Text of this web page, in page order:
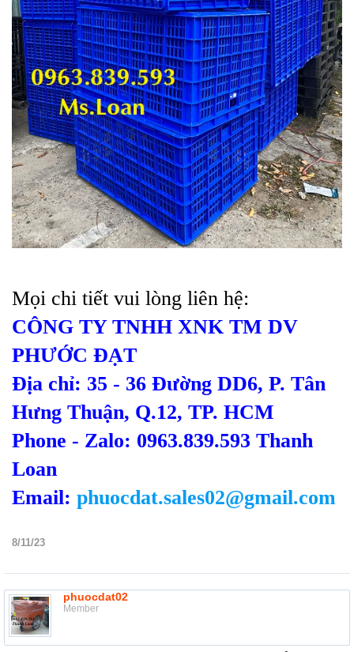
Mọi chi tiết vui lòng liên hệ:
CÔNG TY TNHH XNK TM DV
PHƯỚC ĐẠT
Địa chỉ: 35 - 36 Đường DD6, P. Tân
Hưng Thuận, Q.12, TP. HCM
Phone - Zalo: 0963.839.593 Thanh
Loan
Email: phuocdat.sales02@gmail.com
8/11/23
phuocdat02
Member